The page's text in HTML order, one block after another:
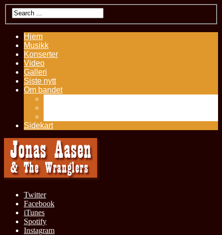
Hjem
Musikk
Konserter
Video
Galleri
Siste nytt
Om bandet
Sidekart
Twitter
Facebook
iTunes
Spotify
Instagram